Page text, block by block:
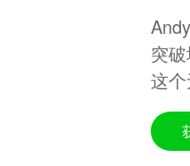
突
这